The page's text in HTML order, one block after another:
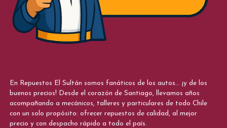
En Repuestos El Sultán somos fanáticos de los autos... ¡y de los
buenos precios! Desde el corazón de Santiago, llevamos años
acompañando a mecánicos, talleres y particulares de todo Chile
con un solo propósito: ofrecer repuestos de calidad, al mejor
precio y con despacho rápido a todo el país.